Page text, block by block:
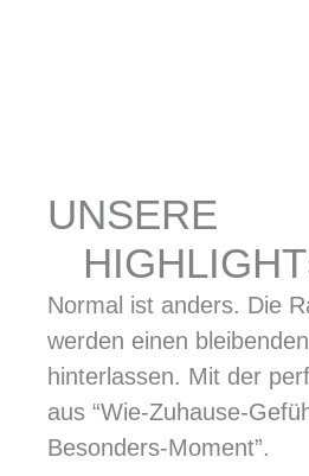
UNSERE
Normal ist anders. Die
werden einen
hinterlassen. Mit der
aus “Wie-Zuhause-
Besonders-Moment”.